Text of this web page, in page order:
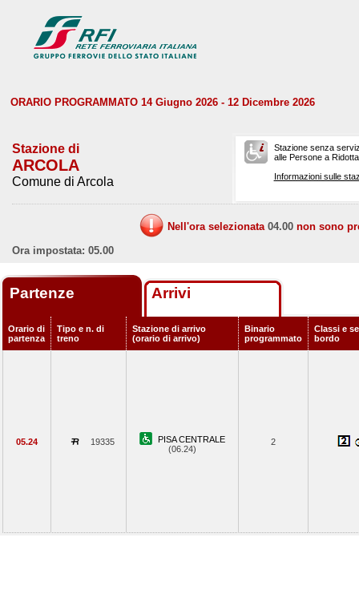
ORARIO PROGRAMMATO 14 Giugno 2026 - 12 Dicembre 2026
Stazione di
ARCOLA
Comune di Arcola
Stazione senza
alle Persone a
Informazioni sulle
Nell'ora selezionata 04.00 non sono
Ora impostata: 05.00
Partenze Arrivi
Orario di
partenza
Tipo e n. di
treno
Stazione di arrivo
(orario di arrivo)
Binario
programmato
Classi e
bordo
05.24 19335
PISA CENTRALE
(06.24)
2